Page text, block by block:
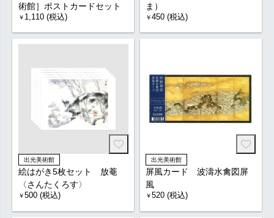
術館］ポストカードセット
￥ 1,110 (税込)
ま）
￥450 (税込)
出光美術館
絵はがき5枚セット 放菴
〈さんたくろす〉
￥500 (税込)
出光美術館
屏風カード 波濤水禽図屏
風
￥520 (税込)